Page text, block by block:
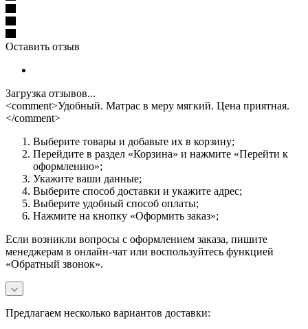
Оставить отзыв
Загрузка отзывов...
<comment>Удобный. Матрас в меру мягкий. Цена приятная.
</comment>
Выберите товары и добавьте их в корзину;
Перейдите в раздел «Корзина» и нажмите «Перейти к
оформлению»;
Укажите ваши данные;
Выберите способ доставки и укажите адрес;
Выберите удобный способ оплаты;
Нажмите на кнопку «Оформить заказ»;
Если возникли вопросы с оформлением заказа, пишите
менеджерам в онлайн-чат или воспользуйтесь функцией
«Обратный звонок».
Предлагаем несколько вариантов доставки: